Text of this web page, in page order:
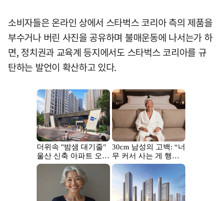
소비자들은 온라인 상에서 스타벅스 코리아 측의 제품을
부수거나 버린 사진을 공유하며 불매운동에 나서는가 하
면, 정치권과 교육계 등지에서도 스타벅스 코리아를 규
탄하는 발언이 확산하고 있다.